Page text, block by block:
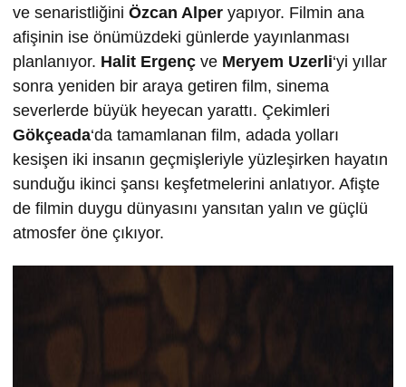
ve senaristliğini Özcan Alper yapıyor. Filmin ana
afişinin ise önümüzdeki günlerde yayınlanması
planlanıyor. Halit Ergenç ve Meryem Uzerli‘yi yıllar
sonra yeniden bir araya getiren film, sinema
severlerde büyük heyecan yarattı. Çekimleri
Gökçeada‘da tamamlanan film, adada yolları
kesişen iki insanın geçmişleriyle yüzleşirken hayatın
sunduğu ikinci şansı keşfetmelerini anlatıyor. Afişte
de filmin duygu dünyasını yansıtan yalın ve güçlü
atmosfer öne çıkıyor.